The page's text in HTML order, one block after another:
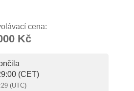
cena:
Kč
(CET)
(UTC)